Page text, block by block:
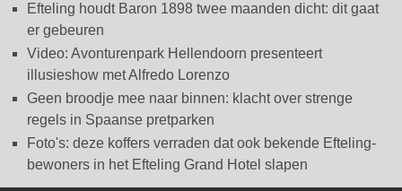
Efteling houdt Baron 1898 twee maanden dicht: dit gaat
er gebeuren
Video: Avonturenpark Hellendoorn presenteert
illusieshow met Alfredo Lorenzo
Geen broodje mee naar binnen: klacht over strenge
regels in Spaanse pretparken
Foto's: deze koffers verraden dat ook bekende Efteling-
bewoners in het Efteling Grand Hotel slapen